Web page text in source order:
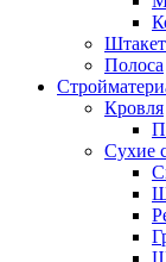
Полоса
Кровля
Сухие